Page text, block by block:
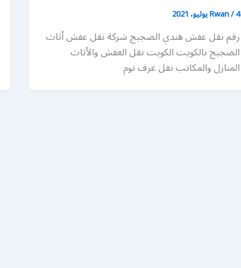
Rwan/4 يوليو، 2021
رقم نقل عفش هندي الضجيج شركة نقل عفش أثاث
الضجيج بالكويت الكويت نقل العفش والأثاث
المنازل والمكاتب نقل غرف نوم